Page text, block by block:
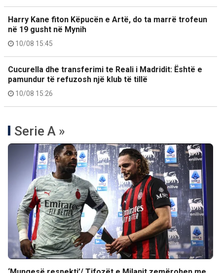
Harry Kane fiton Këpucën e Artë, do ta marrë trofeun
në 19 gusht në Mynih
10/08 15:45
Cucurella dhe transferimi te Reali i Madridit: Është e
pamundur të refuzosh një klub të tillë
10/08 15:26
Serie A »